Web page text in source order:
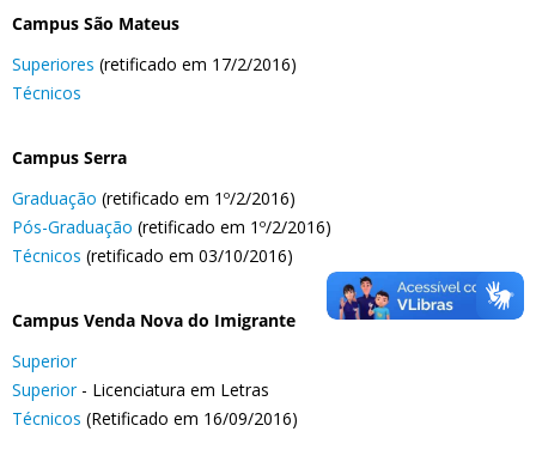
Campus São Mateus
Superiores (retificado em 17/2/2016)
Técnicos
Campus Serra
Graduação (retificado em 1º/2/2016)
Pós-Graduação (retificado em 1º/2/2016)
Técnicos (retificado em 03/10/2016)
Campus Venda Nova do Imigrante
Superior
Superior- Licenciatura em Letras
Técnicos (Retificado em 16/09/2016)